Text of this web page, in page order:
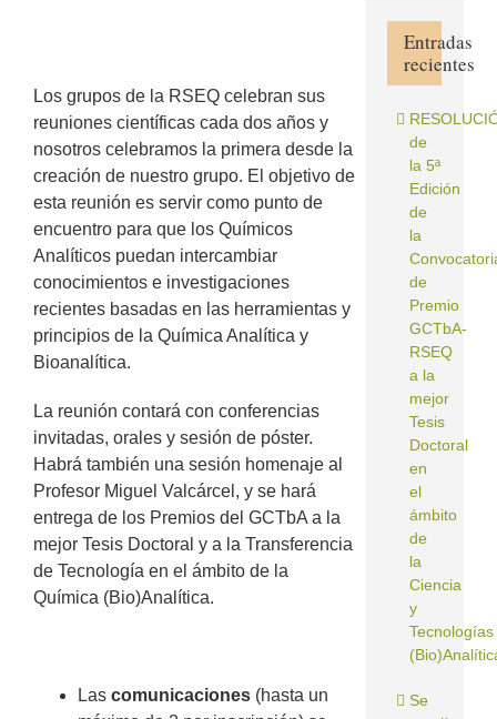
imagen
más
grande
Los grupos de la RSEQ celebran sus
reuniones científicas cada dos años y
nosotros celebramos la primera desde la
creación de nuestro grupo. El objetivo de
esta reunión es servir como punto de
encuentro para que los Químicos
Analíticos puedan intercambiar
conocimientos e investigaciones
recientes basadas en las herramientas y
principios de la Química Analítica y
Bioanalítica.
La reunión contará con conferencias
invitadas, orales y sesión de póster.
Habrá también una sesión homenaje al
Profesor Miguel Valcárcel, y se hará
entrega de los Premios del GCTbA a la
mejor Tesis Doctoral y a la Transferencia
de Tecnología en el ámbito de la
Química (Bio)Analítica.
Las comunicaciones (hasta un
Entradas
recientes
de
la 5ª
Edición
de
la
de
Premio
GCTbA‐
RSEQ
a la
mejor
Tesis
Doctoral
en
el
ámbito
de
la
Ciencia
y
Tecnologías
Se